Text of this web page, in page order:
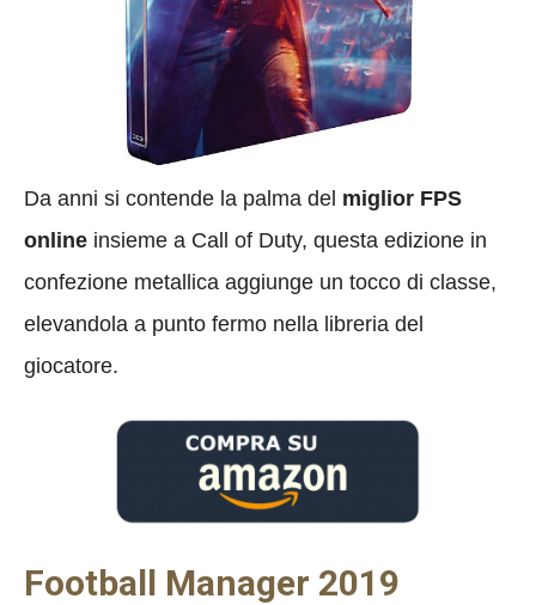
Da anni si contende la palma del miglior FPS
online insieme a Call of Duty, questa edizione in
confezione metallica aggiunge un tocco di classe,
elevandola a punto fermo nella libreria del
giocatore.
Football Manager 2019